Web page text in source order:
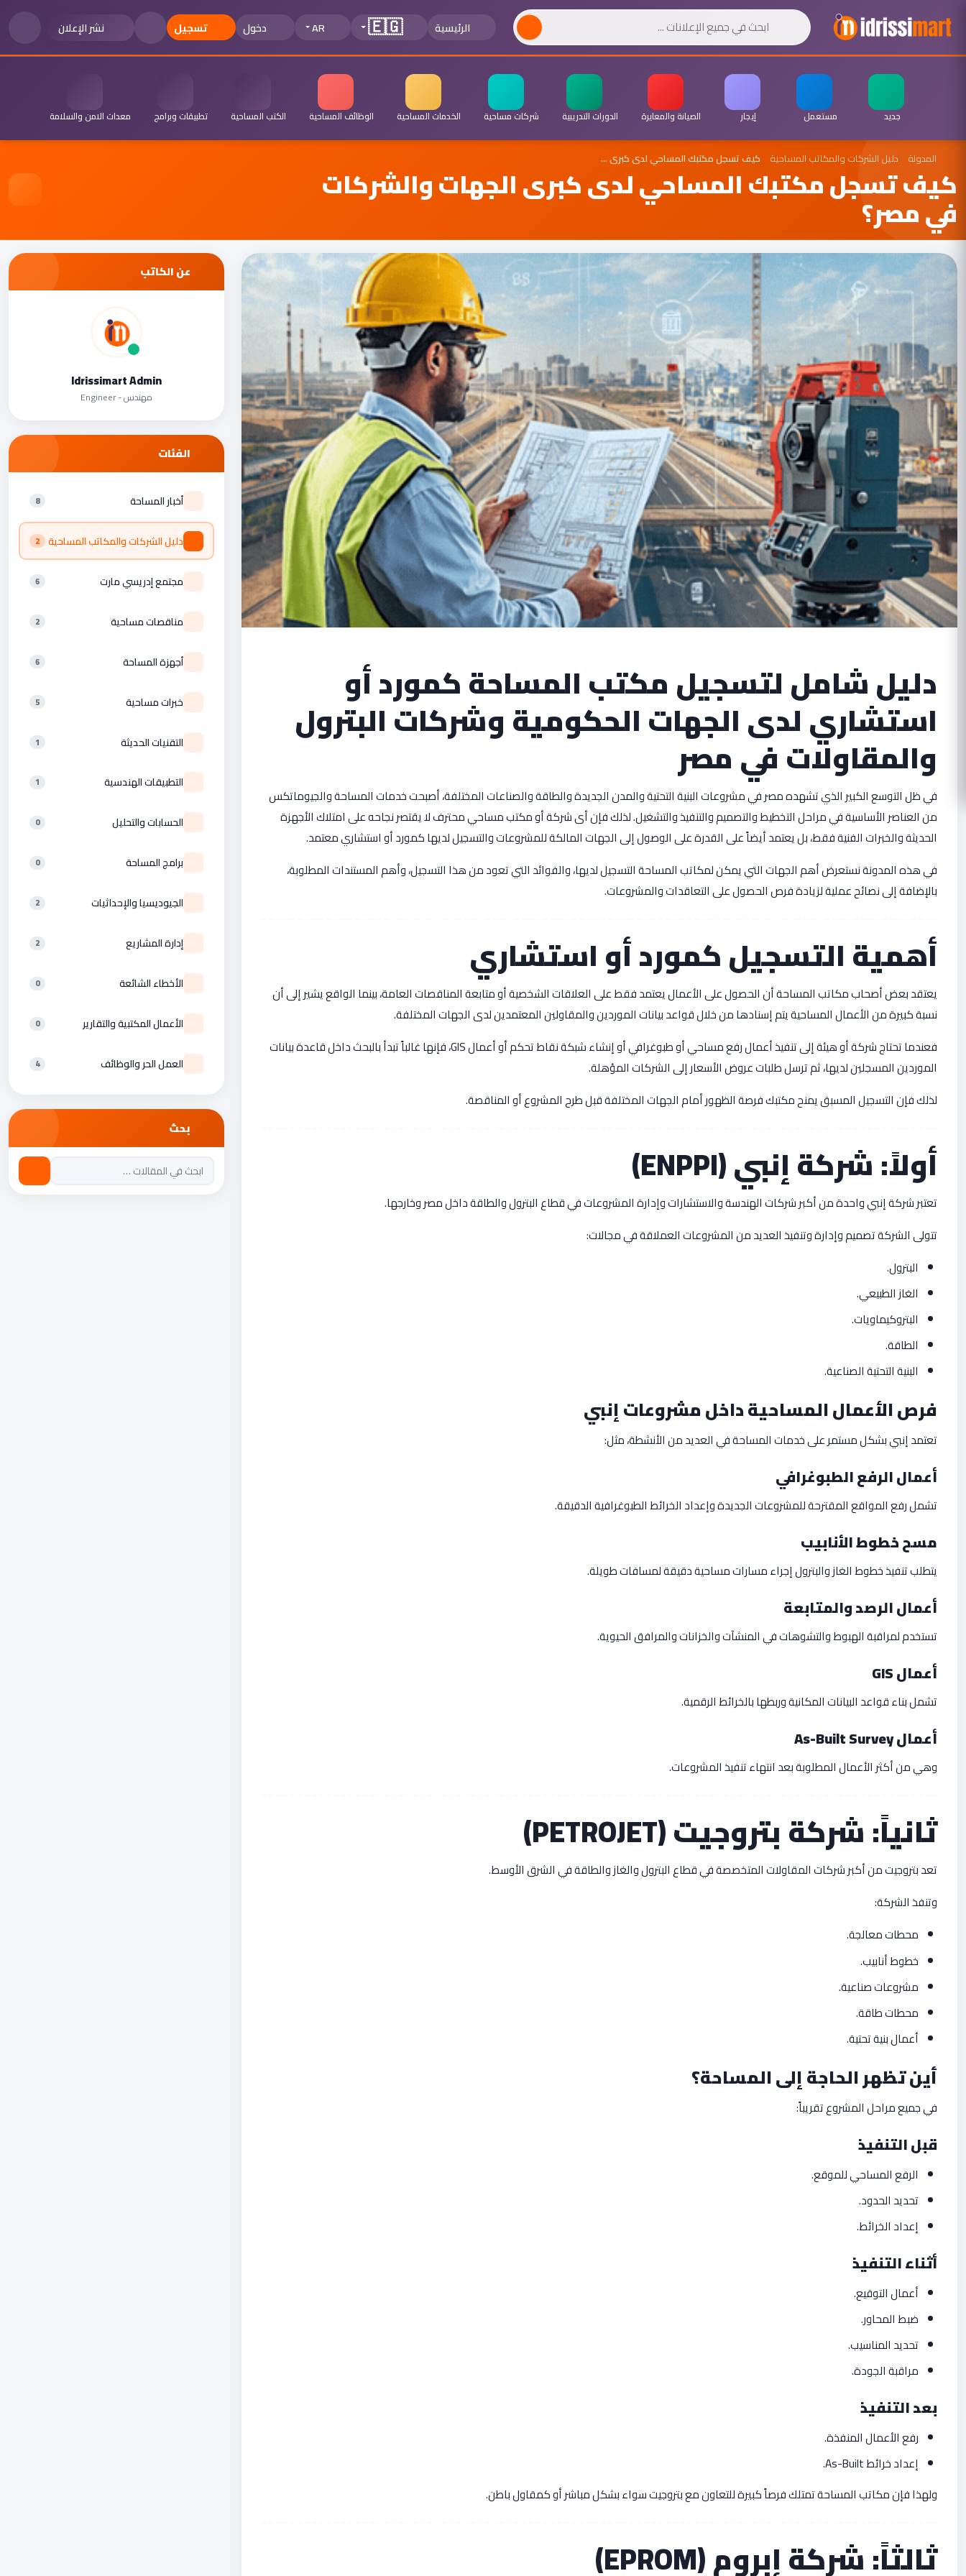
الرئيسية 🇪🇬
AR دخول تسجيل نشر الإعلان
جديد مستعمل إيجار الصيانة والمعايرة الدورات التدريبية شركات مساحية الخدمات المساحية الوظائف المساحية الكتب المساحية تطبيقات وبرامج معدات الامن والسلامة
المدونة دليل الشركات والمكاتب المساحية كيف تسجل مكتبك المساحي لدى كبرى …
كيف تسجل مكتبك المساحي لدى كبرى الجهات والشركات
في مصر؟
دليل شامل لتسجيل مكتب المساحة كمورد أو
استشاري لدى الجهات الحكومية وشركات البترول
والمقاولات في مصر
في ظل التوسع الكبير الذي تشهده مصر في مشروعات البنية التحتية والمدن الجديدة والطاقة والصناعات المختلفة، أصبحت خدمات المساحة والجيوماتكس
من العناصر الأساسية في مراحل التخطيط والتصميم والتنفيذ والتشغيل. لذلك فإن أى شركة أو مكتب مساحي محترف لا يقتصر نجاحه على امتلاك الأجهزة
الحديثة والخبرات الفنية فقط، بل يعتمد أيضاً على القدرة على الوصول إلى الجهات المالكة للمشروعات والتسجيل لديها كمورد أو استشاري معتمد.
في هذه المدونة نستعرض أهم الجهات التي يمكن لمكاتب المساحة التسجيل لديها، والفوائد التي تعود من هذا التسجيل، وأهم المستندات المطلوبة،
بالإضافة إلى نصائح عملية لزيادة فرص الحصول على التعاقدات والمشروعات.
أهمية التسجيل كمورد أو استشاري
يعتقد بعض أصحاب مكاتب المساحة أن الحصول على الأعمال يعتمد فقط على العلاقات الشخصية أو متابعة المناقصات العامة، بينما الواقع يشير إلى أن
نسبة كبيرة من الأعمال المساحية يتم إسنادها من خلال قواعد بيانات الموردين والمقاولين المعتمدين لدى الجهات المختلفة.
فعندما تحتاج شركة أو هيئة إلى تنفيذ أعمال رفع مساحي أو طبوغرافي أو إنشاء شبكة نقاط تحكم أو أعمال GIS، فإنها غالباً تبدأ بالبحث داخل قاعدة بيانات
الموردين المسجلين لديها، ثم ترسل طلبات عروض الأسعار إلى الشركات المؤهلة.
لذلك فإن التسجيل المسبق يمنح مكتبك فرصة الظهور أمام الجهات المختلفة قبل طرح المشروع أو المناقصة.
أولاً: شركة إنبي (ENPPI)
تعتبر شركة إنبي واحدة من أكبر شركات الهندسة والاستشارات وإدارة المشروعات في قطاع البترول والطاقة داخل مصر وخارجها.
تتولى الشركة تصميم وإدارة وتنفيذ العديد من المشروعات العملاقة في مجالات:
البترول.
الغاز الطبيعي.
البتروكيماويات.
الطاقة.
البنية التحتية الصناعية.
فرص الأعمال المساحية داخل مشروعات إنبي
تعتمد إنبي بشكل مستمر على خدمات المساحة في العديد من الأنشطة، مثل:
أعمال الرفع الطبوغرافي
تشمل رفع المواقع المقترحة للمشروعات الجديدة وإعداد الخرائط الطبوغرافية الدقيقة.
مسح خطوط الأنابيب
يتطلب تنفيذ خطوط الغاز والبترول إجراء مسارات مساحية دقيقة لمسافات طويلة.
أعمال الرصد والمتابعة
تستخدم لمراقبة الهبوط والتشوهات في المنشآت والخزانات والمرافق الحيوية.
أعمال GIS
تشمل بناء قواعد البيانات المكانية وربطها بالخرائط الرقمية.
أعمال As-Built Survey
وهي من أكثر الأعمال المطلوبة بعد انتهاء تنفيذ المشروعات.
ثانياً: شركة بتروجيت (PETROJET)
تعد بتروجيت من أكبر شركات المقاولات المتخصصة في قطاع البترول والغاز والطاقة في الشرق الأوسط.
وتنفذ الشركة:
محطات معالجة.
خطوط أنابيب.
مشروعات صناعية.
محطات طاقة.
أعمال بنية تحتية.
أين تظهر الحاجة إلى المساحة؟
في جميع مراحل المشروع تقريباً:
قبل التنفيذ
الرفع المساحي للموقع.
تحديد الحدود.
إعداد الخرائط.
أثناء التنفيذ
أعمال التوقيع.
ضبط المحاور.
تحديد المناسيب.
مراقبة الجودة.
بعد التنفيذ
رفع الأعمال المنفذة.
إعداد خرائط As-Built.
ولهذا فإن مكاتب المساحة تمتلك فرصاً كبيرة للتعاون مع بتروجيت سواء بشكل مباشر أو كمقاول باطن.
ثالثاً: شركة إبروم (EPROM)
عن الكاتب
Idrissimart Admin
مهندس - Engineer
الفئات
أخبار المساحة 8
دليل الشركات والمكاتب المساحية 2
مجتمع إدريسي مارت 6
مناقصات مساحية 2
أجهزة المساحة 6
خبرات مساحية 5
التقنيات الحديثة 1
التطبيقات الهندسية 1
الحسابات والتحليل 0
برامج المساحة 0
الجيوديسيا والإحداثيات 2
إدارة المشاريع 2
الأخطاء الشائعة 0
الأعمال المكتبية والتقارير 0
العمل الحر والوظائف 4
بحث